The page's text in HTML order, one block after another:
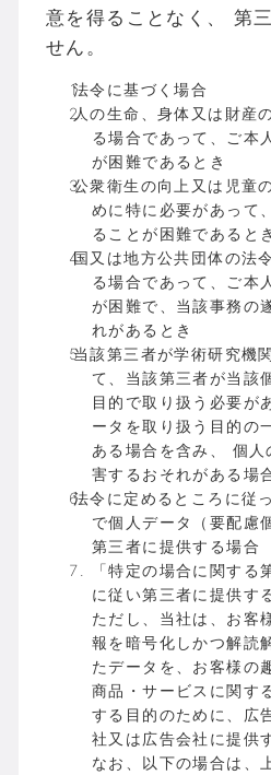
意を得ることなく、 第
せん。
法令に基づく場合
人の生命、身体又は財産
る場合であって、ご本
が困難であるとき
公衆衛生の向上又は児童
めに特に必要があって
ることが困難であるとき
国又は地方公共団体の法
る場合であって、ご本
が困難で、当該事務の
れがあるとき
当該第三者が学術研究機
て、当該第三者が当該
目的で取り扱う必要が
ータを取り扱う目的の
ある場合を含み、 個
害するおそれがある場
法令に定めるところに従
で個人データ（要配慮
第三者に提供する場合
「特定の場合に関する
に従い第三者に提供す
ただし、当社は、お客
報を暗号化しかつ解読
たデータを、お客様の
商品・サービスに関す
する目的のために、広
社又は広告会社に提供
なお、以下の場合は、